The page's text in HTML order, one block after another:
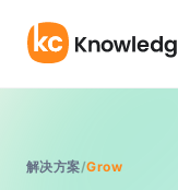
解决方案/Grow